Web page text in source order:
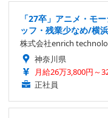
「27卒」アニメ・モ
ッフ・残業少なめ/横
株式会社enrich
神奈川県
月給26万3,800円～
正社員